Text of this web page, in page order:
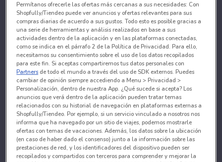
Permítanos ofrecerle las ofertas más cercanas a sus necesidades: Con
Shopfully/Tiendeo puede ver anuncios y ofertas relevantes para sus
compras diarias de acuerdo a sus gustos. Todo esto es posible gracias a
una serie de herramientas y análisis realizados en base a sus
actividades dentro de la aplicación y en las plataformas conectadas,
como se indica en el párrafo 2 de la Política de Privacidad. Para ello,
necesitamos su consentimiento sobre el uso de los datos recopilados
para este fin. Si aceptas compartiremos tus datos personales con
Partners de todo el mundo a través del uso de SDK externos. Puedes
cambiar de opinión siempre accediendo a Menu > Privacidad >
Personalización, dentro de nuestra App. ¿Qué sucede si acepta? Los
anuncios que verá dentro de la aplicación pueden tratar temas
relacionados con su historial de navegación en plataformas externas a
Shopfully/Tiendeo. Por ejemplo, si un servicio vinculado a nosotros nos
informa que ha navegado por un sitio de viajes, podemos mostrarle
ofertas con temas de vacaciones. Además, los datos sobre la ubicación
(en caso de haber dado el consenso) junto a la información sobre las
prestaciones de red, y los identificadores del dispositivo pueden ser
recopilados y compartidos con terceros para comprender y mejorar la